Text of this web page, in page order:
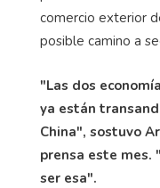
comercio exterior
posible camino a
"Las dos
ya están
China", sostuvo
prensa este mes.
ser esa".